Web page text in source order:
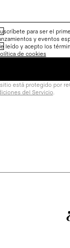
para ser el
y eventos
leído y acepto los
de cookies
está protegido por
del Servicio.